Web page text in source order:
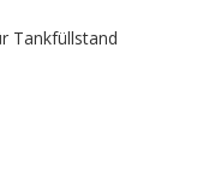
Tankfüllstand